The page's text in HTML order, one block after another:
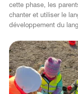
cette phase, les
chanter et utiliser le
développement du